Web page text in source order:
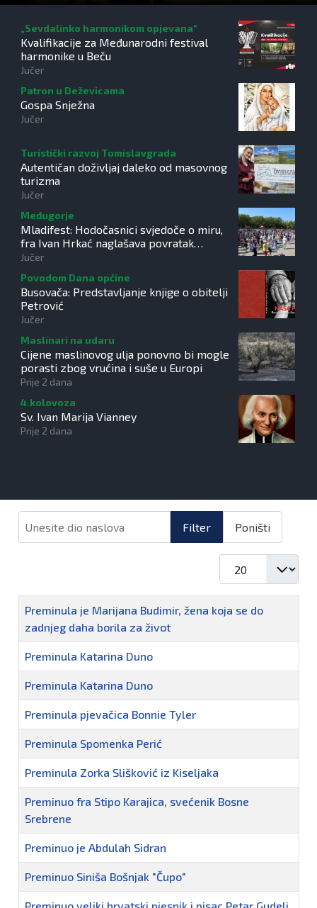
„Sevdalinko harmonikom opjevana“
Kvalifikacije za Međunarodni festival
harmonike u Beču
Jučer
Patron u Deževicama
Gospa Snježna
Jučer
Turistički razvoj Tomislavgrada
Autentičan doživljaj daleko od masovnog
turizma
Jučer
Međugorje
Mladifest: Hodočasnici svjedoče o miru,
fra Ivan Hrkać naglašava povratak
izvorima vjere
Jučer
Povodom Dana općine
Busovača: Predstavljanje knjige o obitelji
Petrović
Jučer
Maslinari na udaru
Cijene maslinovog ulja ponovno bi mogle
porasti zbog vrućina i suše u Europi
Prije 2 dana
4.kolovoza
Sv. Ivan Marija Vianney
Prije 2 dana
Filter Poništi
Naziv
Preminula je Marijana Budimir, žena koja se do
zadnjeg daha borila za život
Preminula Katarina Duno
Preminula Katarina Duno
Preminula pjevačica Bonnie Tyler
Preminula Spomenka Perić
Preminula Zorka Slišković iz Kiseljaka
Preminuo fra Stipo Karajica, svećenik Bosne
Srebrene
Preminuo je Abdulah Sidran
Preminuo Siniša Bošnjak "Čupo"